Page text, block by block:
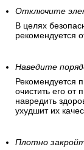
Отключите
В целях
рекомендуется
Наведите
Рекомендуется
очистить его от
навредить
ухудшит их
Плотно